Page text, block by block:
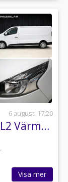
6 augusti 17:20
Nissan NV300 1.6 dCi 120HK L2 Värmare|Kamkedja|Farthållare|Leasbar
Visa mer